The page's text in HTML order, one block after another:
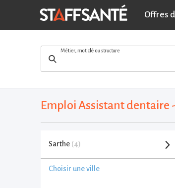
Offres
Métier, mot clé ou structure
Emploi Assistant dentaire
Sarthe (4)
Choisir une ville